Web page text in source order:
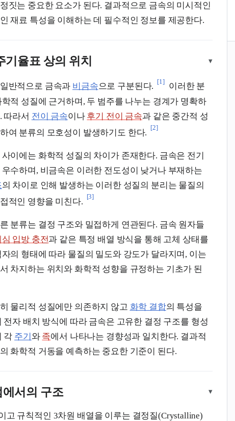
짓는 중요한 요소가 된다. 결과적으로 금속의 미시적인
재료 특성을 이해하는 데 필수적인 정보를 제공한다.
기율표 상의 위치 ▾
반적으로 금속과 비금속으로 구분된다.
[1]
이러한 분
적 성질에 근거하며, 두 범주를 나누는 경계가 명확하
따라서 전이 금속이나 후기 전이 금속과 같은 중간적 성
여 분류의 모호성이 발생하기도 한다.
[2]
이에는 화학적 성질의 차이가 존재한다. 금속은 전기
수하며, 비금속은 이러한 전도성이 낮거나 부재하는
의 차이로 인해 발생하는 이러한 성질의 분리는 물질의
적인 영향을 미친다.
[3]
분류는 결정 구조와 밀접하게 연관된다. 금속 원자들
심 입방 충전과 같은 특정 배열 방식을 통해 고체 상태를
의 형태에 따라 물질의 밀도와 강도가 달라지며, 이는
차지하는 위치와 화학적 성향을 규정하는 기초가 된
물리적 성질에만 의존하지 않고 화학 결합의 특성을
전자 배치 방식에 따라 금속은 고유한 결정 구조를 형성
각 주기 와 족에서 나타나는 경향성과 일치한다. 결과적
화학적 거동을 예측하는 중요한 기준이 된다.
서의 구조 ▾
고 규칙적인 3차원 배열을 이루는 결정질(Crystalline)